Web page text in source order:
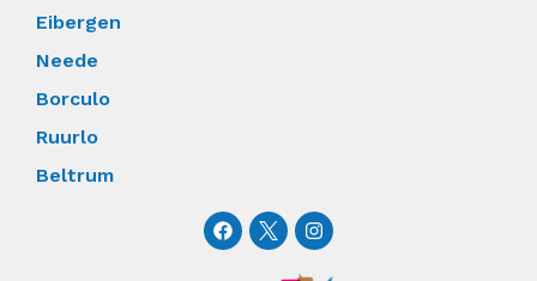
Eibergen
Neede
Borculo
Ruurlo
Beltrum
F
a
I
n